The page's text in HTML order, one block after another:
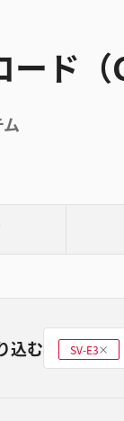
ド（
込む 型式を選ぶ
SV-E3削
除